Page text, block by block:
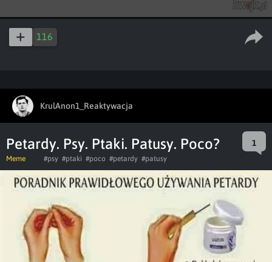
116
KrulAnon1_Reaktywacja
Petardy. Psy. Ptaki. Patusy. Poco? 1
Meme #psy #ptaki #poco #petardy #patusy